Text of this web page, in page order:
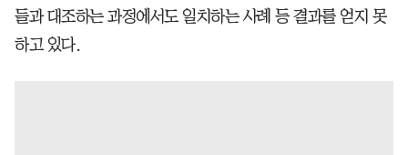
들과 대조하는 과정에서도 일치하는 사례 등 결과를 얻지 못
하고 있다.